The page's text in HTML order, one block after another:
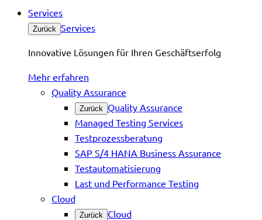
Services
Zurück Services
Innovative Lösungen für Ihren Geschäftserfolg
Mehr erfahren
Quality Assurance
Zurück Quality Assurance
Managed Testing Services
Testprozessberatung
SAP S/4 HANA Business Assurance
Testautomatisierung
Last und Performance Testing
Cloud
Zurück Cloud